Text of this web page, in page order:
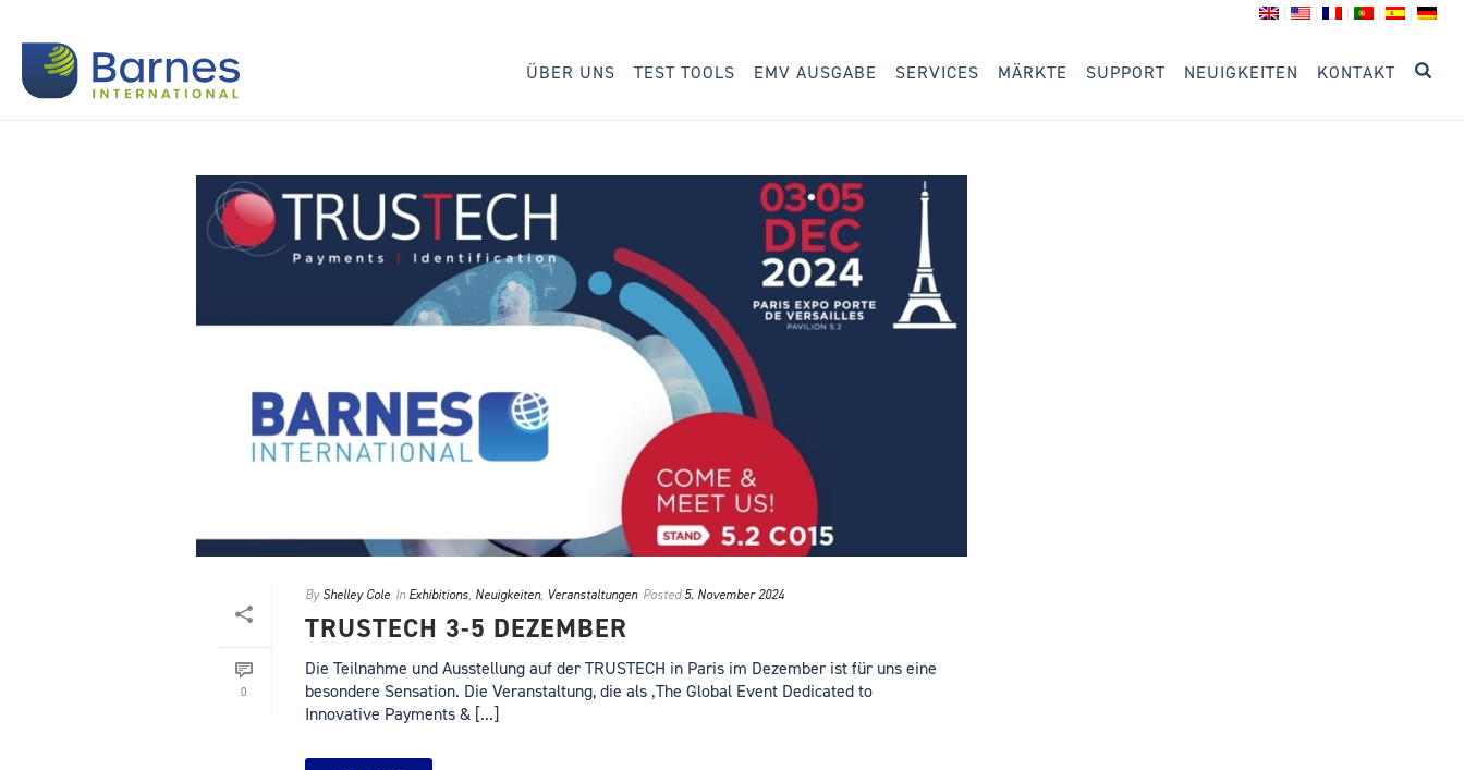
ÜBER UNS TEST TOOLS EMV AUSGABE SERVICES MÄRKTE SUPPORT NEUIGKEITEN KONTAKT
0
By Shelley Cole In Exhibitions, Neuigkeiten, Veranstaltungen Posted 5. November 2024
TRUSTECH 3-5 DEZEMBER
Die Teilnahme und Ausstellung auf der TRUSTECH in Paris im Dezember ist für uns eine
besondere Sensation. Die Veranstaltung, die als ‚The Global Event Dedicated to
Innovative Payments & [...]